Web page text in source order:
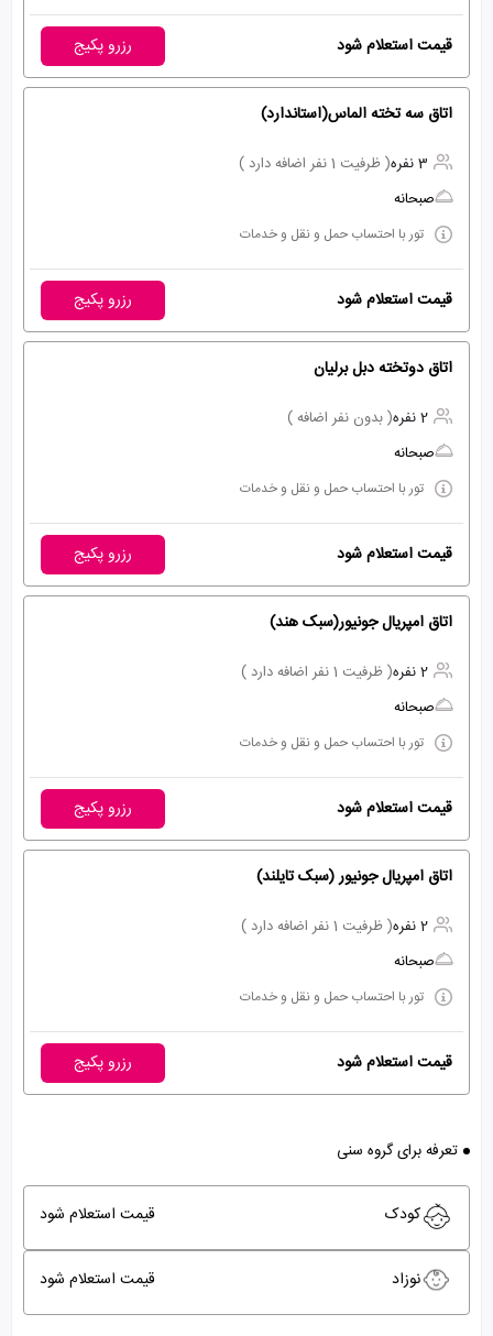
قیمت استعلام شود رزرو پکیج
اتاق سه تخته الماس(استاندارد)
3 نفره
( ظرفیت 1 نفر اضافه دارد )
صبحانه
تور با احتساب حمل و نقل و خدمات
قیمت استعلام شود رزرو پکیج
اتاق دوتخته دبل برلیان
2 نفره
( بدون نفر اضافه )
صبحانه
تور با احتساب حمل و نقل و خدمات
قیمت استعلام شود رزرو پکیج
اتاق امپریال جونیور(سبک هند)
2 نفره
( ظرفیت 1 نفر اضافه دارد )
صبحانه
تور با احتساب حمل و نقل و خدمات
قیمت استعلام شود رزرو پکیج
اتاق امپریال جونیور (سبک تایلند)
2 نفره
( ظرفیت 1 نفر اضافه دارد )
صبحانه
تور با احتساب حمل و نقل و خدمات
قیمت استعلام شود رزرو پکیج
تعرفه برای گروه سنی
کودک قیمت استعلام شود
نوزاد قیمت استعلام شود